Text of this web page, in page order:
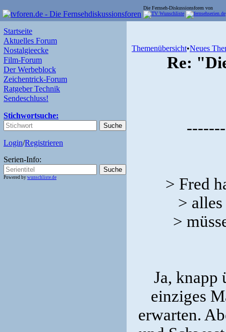
Die Fernseh-Diskussionsforen von
Startseite
Aktuelles Forum
Nostalgieecke
Film-Forum
Der Werbeblock
Zeichentrick-Forum
Ratgeber Technik
Sendeschluss!
Stichwortsuche:
Login/Registrieren
Serien-Info:
Powered by wunschliste.de
Themenübersicht•Neues
Re:
> Fred
>
>
Ja, knapp
einziges
erwarten.